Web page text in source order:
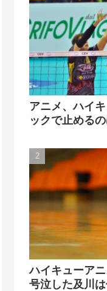
アニメ、ハイ
ックで止める
ハイキューア
号泣した及川